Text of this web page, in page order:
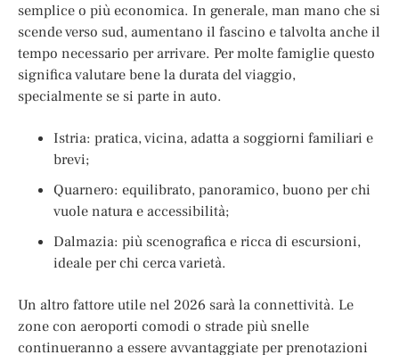
semplice o più economica. In generale, man mano che si
scende verso sud, aumentano il fascino e talvolta anche il
tempo necessario per arrivare. Per molte famiglie questo
significa valutare bene la durata del viaggio,
specialmente se si parte in auto.
Istria: pratica, vicina, adatta a soggiorni familiari e
brevi;
Quarnero: equilibrato, panoramico, buono per chi
vuole natura e accessibilità;
Dalmazia: più scenografica e ricca di escursioni,
ideale per chi cerca varietà.
Un altro fattore utile nel 2026 sarà la connettività. Le
zone con aeroporti comodi o strade più snelle
continueranno a essere avvantaggiate per prenotazioni